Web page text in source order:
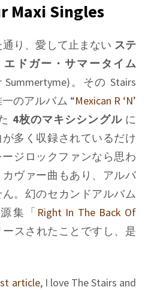
Maxi Singles
り、愛して止まない ステ
エドガー・サマータイム
Summertyme)。そのStairs
一のアルバム “Mexican R ‘N’
4枚のマキシシングルに
多く収録されているだけ
ジロックファンなら思わ
ヴァー曲もあり、アルバ
。幻のセカンドアルバム
集「 Right In The Back Of
ースされたことですし、是
article, I love The Stairs and